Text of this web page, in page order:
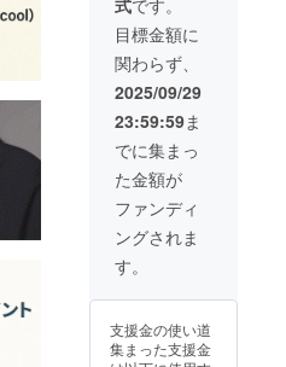
けしており
ません。あ
らかじめご
了承のう
え、ご支援
いただきま
すようお願
い申し上げ
ます。
なお、万が
一不良品が
届いた場合
は、速やか
に代替品を
ル×2 日
本語説
明書は
データ
でお渡
ししま
す。 熱
中症・
猛暑・
スポー
ツ・ア
ウトド
ア・通
電不
度でも
使え
式です。
目標金額に
関わらず、
2025/09/29
23:59:59ま
でに集まっ
た金額が
ファンディ
ングされま
す。
支援金の使い道
集まった支援金